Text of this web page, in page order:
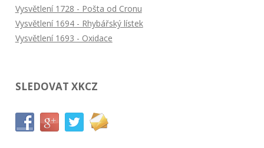
Vysvětlení 1728 - Pošta od Cronu
Vysvětlení 1694 - Rhybářský lístek
Vysvětlení 1693 - Oxidace
SLEDOVAT XKCZ